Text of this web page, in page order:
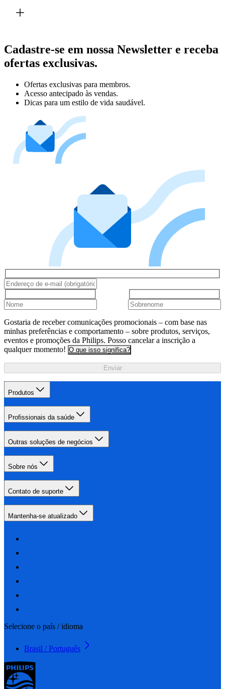
Cadastre-se em nossa Newsletter e receba
ofertas exclusivas.
Ofertas exclusivas para membros.
Acesso antecipado às vendas.
Dicas para um estilo de vida saudável.
Gostaria de receber comunicações promocionais – com base nas
minhas preferências e comportamento – sobre produtos, serviços,
eventos e promoções da Philips. Posso cancelar a inscrição a
qualquer momento! O que isso significa?
Enviar
Produtos
Profissionais da saúde
Outras soluções de negócios
Sobre nós
Contato de suporte
Mantenha-se atualizado
Selecione o país / idioma
Brasil / Português